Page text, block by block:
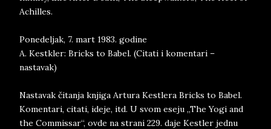
Achilles.
Ponedeljak, 7. mart 1983. godine
A. Kestkler: Bricks to Babel. (Citati i komentari –
nastavak)
Nastavak čitanja knjiga Artura Kestlera Bricks to Babel.
Komentari, citati, ideje, itd. U svom eseju „The Yogi and
the Commissar“, ovde na strani 229. daje Kestler jednu